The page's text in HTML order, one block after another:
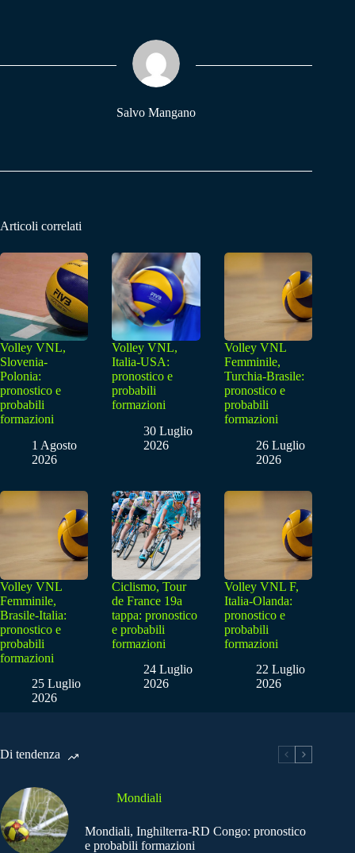
pp m
Salvo Mangano
Articoli correlati
Volley VNL,
Slovenia-
Polonia:
pronostico e
probabili
formazioni
1 Agosto
2026
Volley VNL,
Italia-USA:
pronostico e
probabili
formazioni
30 Luglio
2026
Volley VNL
Femminile,
Turchia-Brasile:
pronostico e
probabili
formazioni
26 Luglio
2026
Volley VNL
Femminile,
Brasile-Italia:
pronostico e
probabili
formazioni
25 Luglio
2026
Ciclismo, Tour
de France 19a
tappa: pronostico
e probabili
formazioni
24 Luglio
2026
Volley VNL F,
Italia-Olanda:
pronostico e
probabili
formazioni
22 Luglio
2026
Di tendenza
Mondiali
Mondiali, Inghilterra-RD Congo: pronostico
e probabili formazioni